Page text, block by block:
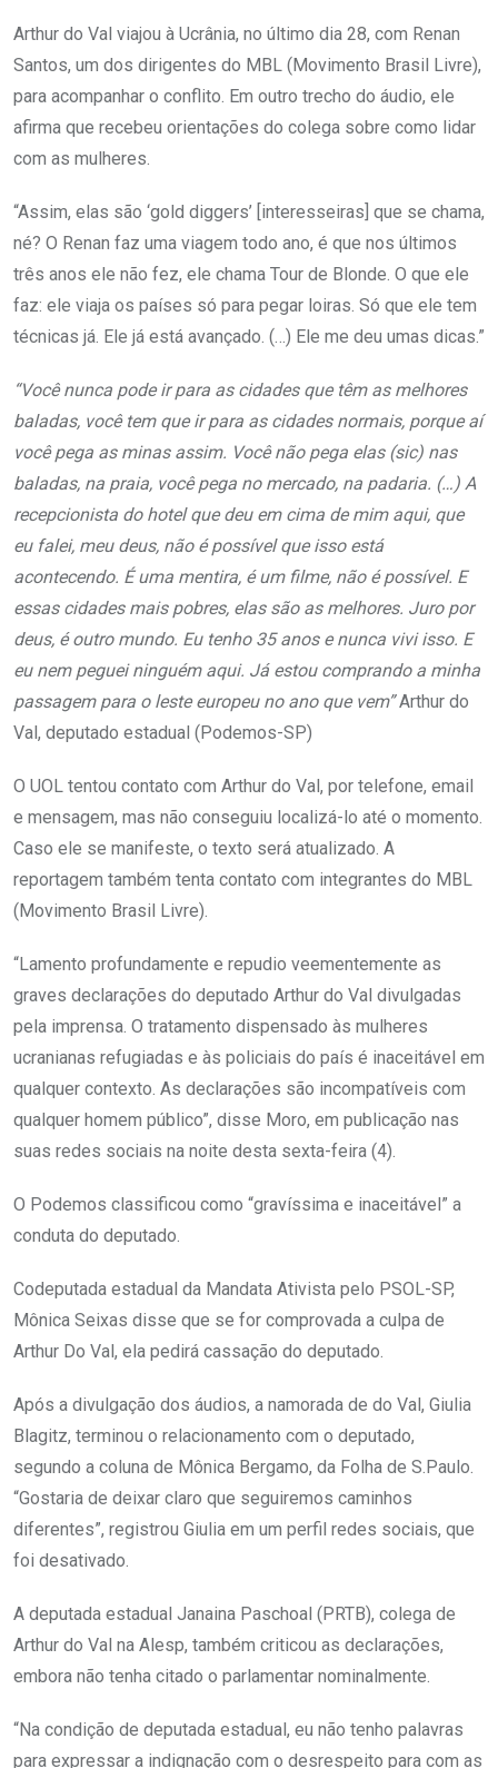
Arthur do Val viajou à Ucrânia, no último dia 28, com Renan
Santos, um dos dirigentes do MBL (Movimento Brasil Livre),
para acompanhar o conflito. Em outro trecho do áudio, ele
afirma que recebeu orientações do colega sobre como lidar
com as mulheres.
“Assim, elas são ‘gold diggers’ [interesseiras] que se chama,
né? O Renan faz uma viagem todo ano, é que nos últimos
três anos ele não fez, ele chama Tour de Blonde. O que ele
faz: ele viaja os países só para pegar loiras. Só que ele tem
técnicas já. Ele já está avançado. (…) Ele me deu umas dicas.”
“Você nunca pode ir para as cidades que têm as melhores
baladas, você tem que ir para as cidades normais, porque aí
você pega as minas assim. Você não pega elas (sic) nas
baladas, na praia, você pega no mercado, na padaria. (…) A
recepcionista do hotel que deu em cima de mim aqui, que
eu falei, meu deus, não é possível que isso está
acontecendo. É uma mentira, é um filme, não é possível. E
essas cidades mais pobres, elas são as melhores. Juro por
deus, é outro mundo. Eu tenho 35 anos e nunca vivi isso. E
eu nem peguei ninguém aqui. Já estou comprando a minha
passagem para o leste europeu no ano que vem”Arthur do
Val, deputado estadual (Podemos-SP)
O UOL tentou contato com Arthur do Val, por telefone, email
e mensagem, mas não conseguiu localizá-lo até o momento.
Caso ele se manifeste, o texto será atualizado. A
reportagem também tenta contato com integrantes do MBL
(Movimento Brasil Livre).
“Lamento profundamente e repudio veementemente as
graves declarações do deputado Arthur do Val divulgadas
pela imprensa. O tratamento dispensado às mulheres
ucranianas refugiadas e às policiais do país é inaceitável em
qualquer contexto. As declarações são incompatíveis com
qualquer homem público”, disse Moro, em publicação nas
suas redes sociais na noite desta sexta-feira (4).
O Podemos classificou como “gravíssima e inaceitável” a
conduta do deputado.
Codeputada estadual da Mandata Ativista pelo PSOL-SP,
Mônica Seixas disse que se for comprovada a culpa de
Arthur Do Val, ela pedirá cassação do deputado.
Após a divulgação dos áudios, a namorada de do Val, Giulia
Blagitz, terminou o relacionamento com o deputado,
segundo a coluna de Mônica Bergamo, da Folha de S.Paulo.
“Gostaria de deixar claro que seguiremos caminhos
diferentes”, registrou Giulia em um perfil redes sociais, que
foi desativado.
A deputada estadual Janaina Paschoal (PRTB), colega de
Arthur do Val na Alesp, também criticou as declarações,
embora não tenha citado o parlamentar nominalmente.
“Na condição de deputada estadual, eu não tenho palavras
para expressar a indignação com o desrespeito para com as